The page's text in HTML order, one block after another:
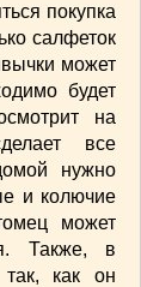
покупка
салфеток
может
будет
на
все
нужно
и колючие
может
Также, в
как он